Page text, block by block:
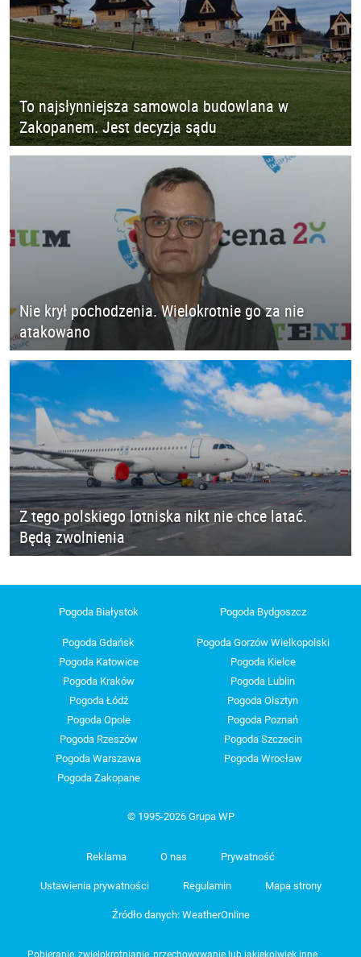
To najsłynniejsza samowola budowlana w
Zakopanem. Jest decyzja sądu
Nie krył pochodzenia. Wielokrotnie go za nie
atakowano
Z tego polskiego lotniska nikt nie chce latać.
Będą zwolnienia
Pogoda Białystok Pogoda Bydgoszcz
Pogoda Gdańsk
Pogoda Gorzów Wielkopolski
Pogoda Katowice
Pogoda Kielce
Pogoda Kraków
Pogoda Lublin
Pogoda Łódź
Pogoda Olsztyn
Pogoda Opole
Pogoda Poznań
Pogoda Rzeszów
Pogoda Szczecin
Pogoda Warszawa
Pogoda Wrocław
Pogoda Zakopane
© 1995-2026 Grupa WP
Reklama O nas Prywatność
Ustawienia prywatności Regulamin Mapa strony
Źródło danych: WeatherOnline
Pobieranie, zwielokrotnianie, przechowywanie lub jakiekolwiek inne